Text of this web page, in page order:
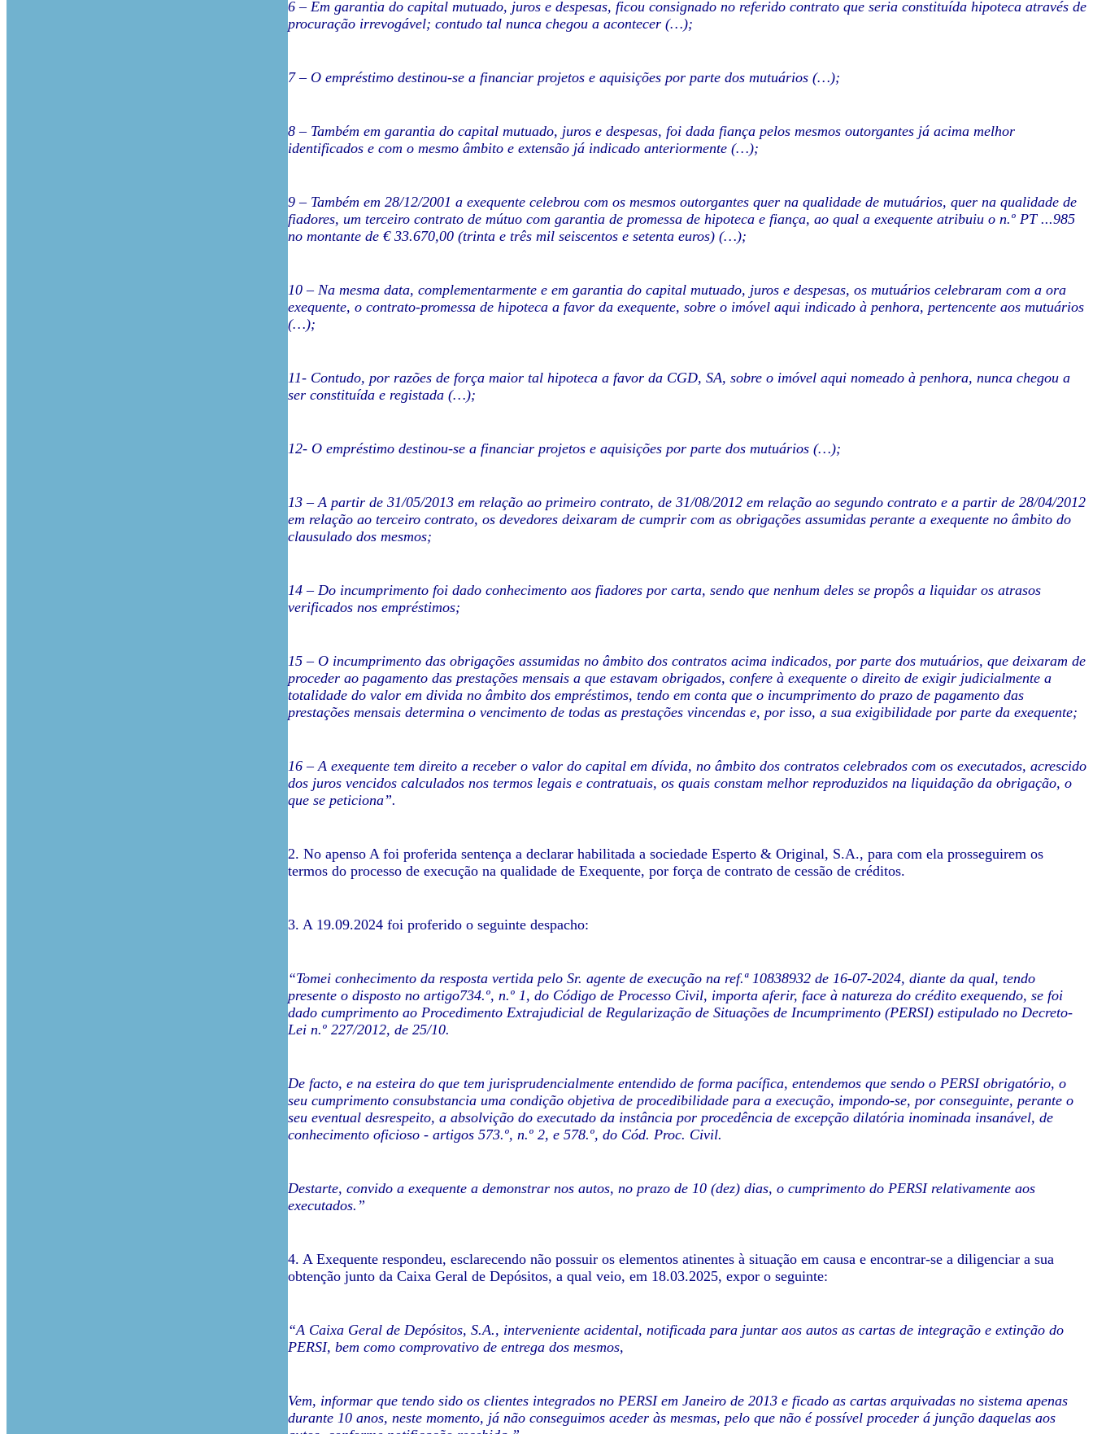
6 – Em garantia do capital mutuado, juros e despesas, ficou consignado no referido contrato que seria constituída hipoteca através de
procuração irrevogável; contudo tal nunca chegou a acontecer (…);
7 – O empréstimo destinou-se a financiar projetos e aquisições por parte dos mutuários (…);
8 – Também em garantia do capital mutuado, juros e despesas, foi dada fiança pelos mesmos outorgantes já acima melhor
identificados e com o mesmo âmbito e extensão já indicado anteriormente (…);
9 – Também em 28/12/2001 a exequente celebrou com os mesmos outorgantes quer na qualidade de mutuários, quer na qualidade de
fiadores, um terceiro contrato de mútuo com garantia de promessa de hipoteca e fiança, ao qual a exequente atribuiu o n.º PT ...985
no montante de € 33.670,00 (trinta e três mil seiscentos e setenta euros) (…);
10 – Na mesma data, complementarmente e em garantia do capital mutuado, juros e despesas, os mutuários celebraram com a ora
exequente, o contrato-promessa de hipoteca a favor da exequente, sobre o imóvel aqui indicado à penhora, pertencente aos mutuários
(…);
11- Contudo, por razões de força maior tal hipoteca a favor da CGD, SA, sobre o imóvel aqui nomeado à penhora, nunca chegou a
ser constituída e registada (…);
12- O empréstimo destinou-se a financiar projetos e aquisições por parte dos mutuários (…);
13 – A partir de 31/05/2013 em relação ao primeiro contrato, de 31/08/2012 em relação ao segundo contrato e a partir de 28/04/2012
em relação ao terceiro contrato, os devedores deixaram de cumprir com as obrigações assumidas perante a exequente no âmbito do
clausulado dos mesmos;
14 – Do incumprimento foi dado conhecimento aos fiadores por carta, sendo que nenhum deles se propôs a liquidar os atrasos
verificados nos empréstimos;
15 – O incumprimento das obrigações assumidas no âmbito dos contratos acima indicados, por parte dos mutuários, que deixaram de
proceder ao pagamento das prestações mensais a que estavam obrigados, confere à exequente o direito de exigir judicialmente a
totalidade do valor em divida no âmbito dos empréstimos, tendo em conta que o incumprimento do prazo de pagamento das
prestações mensais determina o vencimento de todas as prestações vincendas e, por isso, a sua exigibilidade por parte da exequente;
16 – A exequente tem direito a receber o valor do capital em dívida, no âmbito dos contratos celebrados com os executados, acrescido
dos juros vencidos calculados nos termos legais e contratuais, os quais constam melhor reproduzidos na liquidação da obrigação, o
que se peticiona”.
2. No apenso A foi proferida sentença a declarar habilitada a sociedade Esperto & Original, S.A., para com ela prosseguirem os
termos do processo de execução na qualidade de Exequente, por força de contrato de cessão de créditos.
3. A 19.09.2024 foi proferido o seguinte despacho:
“Tomei conhecimento da resposta vertida pelo Sr. agente de execução na ref.ª 10838932 de 16-07-2024, diante da qual, tendo
presente o disposto no artigo734.º, n.º 1, do Código de Processo Civil, importa aferir, face à natureza do crédito exequendo, se foi
dado cumprimento ao Procedimento Extrajudicial de Regularização de Situações de Incumprimento (PERSI) estipulado no Decreto-
Lei n.º 227/2012, de 25/10.
De facto, e na esteira do que tem jurisprudencialmente entendido de forma pacífica, entendemos que sendo o PERSI obrigatório, o
seu cumprimento consubstancia uma condição objetiva de procedibilidade para a execução, impondo-se, por conseguinte, perante o
seu eventual desrespeito, a absolvição do executado da instância por procedência de excepção dilatória inominada insanável, de
conhecimento oficioso - artigos 573.º, n.º 2, e 578.º, do Cód. Proc. Civil.
Destarte, convido a exequente a demonstrar nos autos, no prazo de 10 (dez) dias, o cumprimento do PERSI relativamente aos
executados.”
4. A Exequente respondeu, esclarecendo não possuir os elementos atinentes à situação em causa e encontrar-se a diligenciar a sua
obtenção junto da Caixa Geral de Depósitos, a qual veio, em 18.03.2025, expor o seguinte:
“A Caixa Geral de Depósitos, S.A., interveniente acidental, notificada para juntar aos autos as cartas de integração e extinção do
PERSI, bem como comprovativo de entrega dos mesmos,
Vem, informar que tendo sido os clientes integrados no PERSI em Janeiro de 2013 e ficado as cartas arquivadas no sistema apenas
durante 10 anos, neste momento, já não conseguimos aceder às mesmas, pelo que não é possível proceder á junção daquelas aos